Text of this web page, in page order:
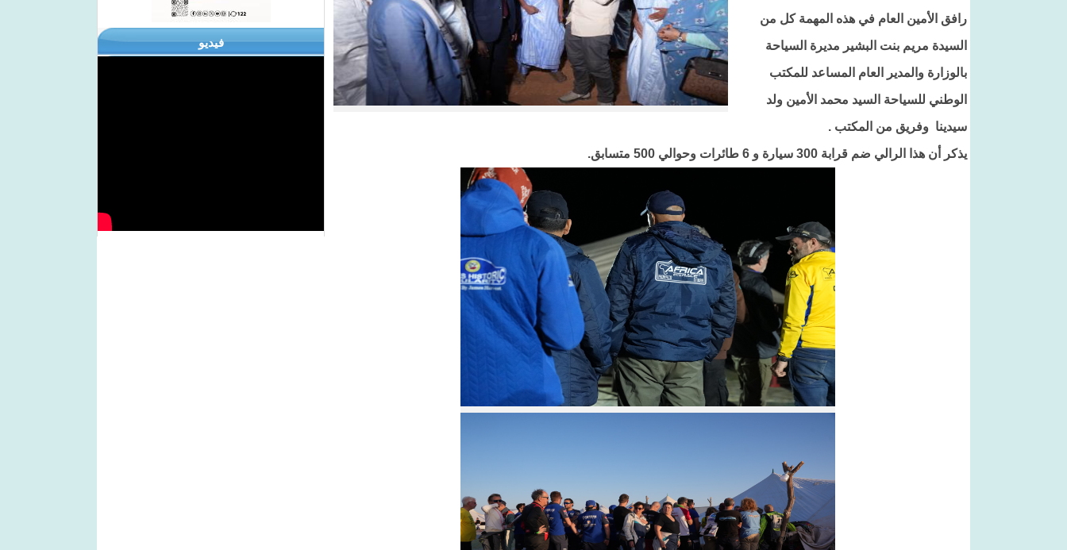
فيديو
رافق الأمين العام في هذه المهمة كل من
السيدة مريم بنت البشير مديرة السياحة
بالوزارة والمدير العام المساعد للمكتب
الوطني للسياحة السيد محمد الأمين ولد
سيدينا وفريق من المكتب .
يذكر أن هذا الرالي ضم قرابة 300 سيارة و 6 طائرات وحوالي 500 متسابق.